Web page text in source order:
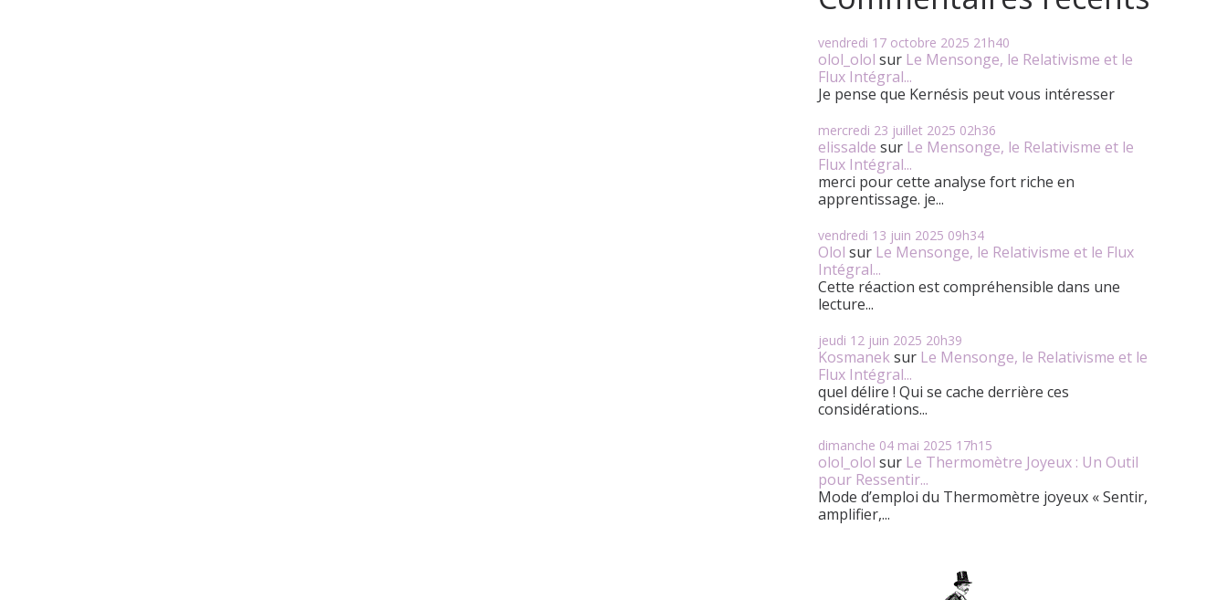
vendredi 17 octobre 2025 21h40
olol_olol sur Le Mensonge, le Relativisme et le
Flux Intégral...
Je pense que Kernésis peut vous intéresser
mercredi 23 juillet 2025 02h36
elissalde sur Le Mensonge, le Relativisme et le
Flux Intégral...
merci pour cette analyse fort riche en
apprentissage. je...
vendredi 13 juin 2025 09h34
Olol sur Le Mensonge, le Relativisme et le Flux
Intégral...
Cette réaction est compréhensible dans une
lecture...
jeudi 12 juin 2025 20h39
Kosmaneksur Le Mensonge, le Relativisme et le
Flux Intégral...
quel délire ! Qui se cache derrière ces
considérations...
dimanche 04 mai 2025 17h15
olol_olol sur Le Thermomètre Joyeux : Un Outil
pour Ressentir...
Mode d’emploi du Thermomètre joyeux « Sentir,
amplifier,...